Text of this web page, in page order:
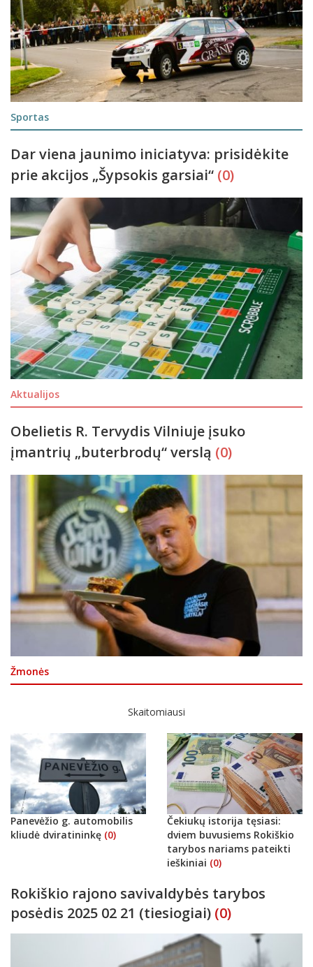
Sportas
Dar viena jaunimo iniciatyva: prisidėkite
prie akcijos „Šypsokis garsiai“ (0)
Aktualijos
Obelietis R. Tervydis Vilniuje įsuko
įmantrių „buterbrodų“ verslą (0)
Žmonės
Skaitomiausi
Panevėžio g. automobilis
kliudė dviratininkę (0)
Čekiukų istorija tęsiasi:
dviem buvusiems Rokiškio
tarybos nariams pateikti
ieškiniai (0)
Rokiškio rajono savivaldybės tarybos
posėdis 2025 02 21 (tiesiogiai) (0)